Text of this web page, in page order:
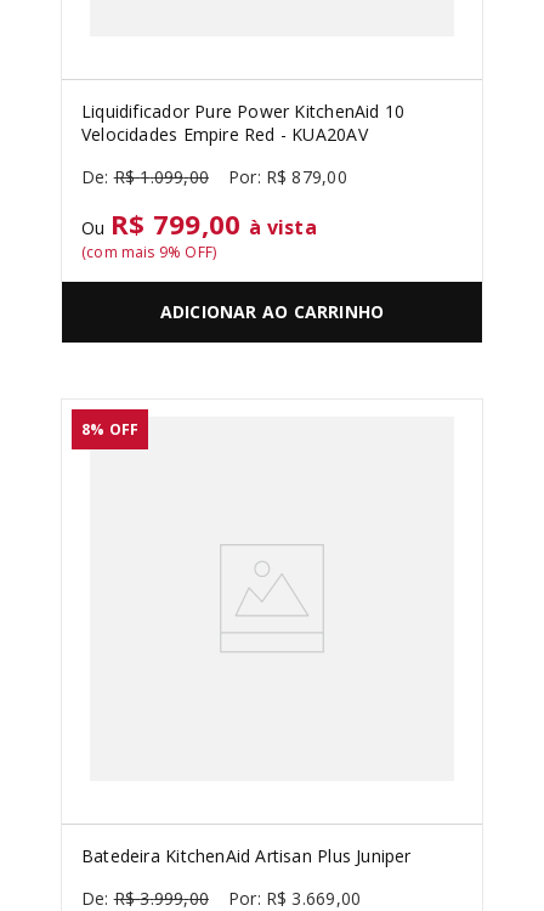
Liquidificador Pure Power KitchenAid 10
Velocidades Empire Red - KUA20AV
R$ 1.099,00 R$ 879,00
Ou R$ 799,00 à vista
(com mais 9% OFF)
ADICIONAR AO CARRINHO
8% OFF
Batedeira KitchenAid Artisan Plus Juniper
R$ 3.999,00 R$ 3.669,00